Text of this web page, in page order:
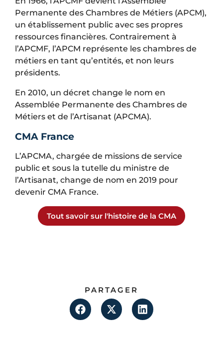
Permanente des Chambres de Métiers (APCM),
un établissement public avec ses propres
ressources financières. Contrairement à
l’APCMF, l’APCM représente les chambres de
métiers en tant qu’entités, et non leurs
présidents.
En 2010, un décret change le nom en
Assemblée Permanente des Chambres de
Métiers et de l’Artisanat (APCMA).
CMA France
L’APCMA, chargée de missions de service
public et sous la tutelle du ministre de
l’Artisanat, change de nom en 2019 pour
devenir CMA France.
Tout savoir sur l'histoire de la CMA
PARTAGER